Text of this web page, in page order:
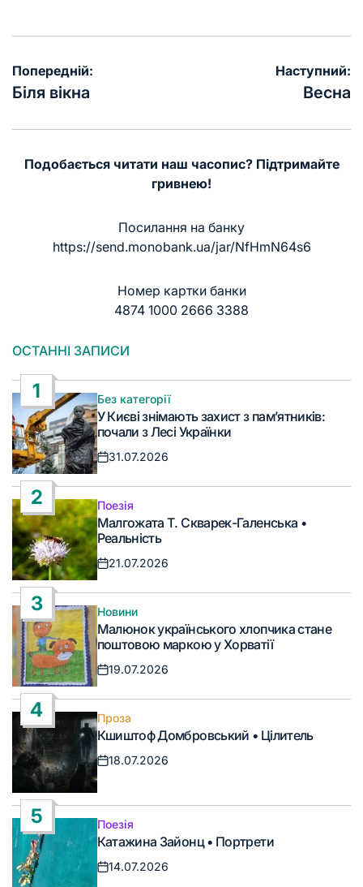
Навігація
записів
Попередній:
Біля вікна
Наступний:
Весна
Подобається читати наш часопис? Підтримайте
гривнею!
Посилання на банку
https://send.monobank.ua/jar/NfHmN64s6
Номер картки банки
4874 1000 2666 3388
ОСТАННІ ЗАПИСИ
1
Опублікувати
у
Без категорії
У Києві знімають захист з пам’ятників:
почали з Лесі Українки
Дата
31.07.2026
2
Опублікувати
у
Поезія
Малгожата Т. Скварек-Галенська •
Реальність
Дата
21.07.2026
3
Опублікувати
у
Новини
Малюнок українського хлопчика стане
поштовою маркою у Хорватії
Дата
19.07.2026
4
Опублікувати
у
Проза
Кшиштоф Домбровський • Цілитель
Дата
запису
18.07.2026
5
Опублікувати
у
Поезія
Катажина Зайонц • Портрети
Дата
14.07.2026